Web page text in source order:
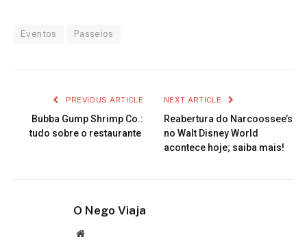
Eventos Passeios
PREVIOUS ARTICLE
Bubba Gump Shrimp Co.:
tudo sobre o restaurante
NEXT ARTICLE
Reabertura do Narcoossee’s
no Walt Disney World
acontece hoje; saiba mais!
O Nego Viaja
Website